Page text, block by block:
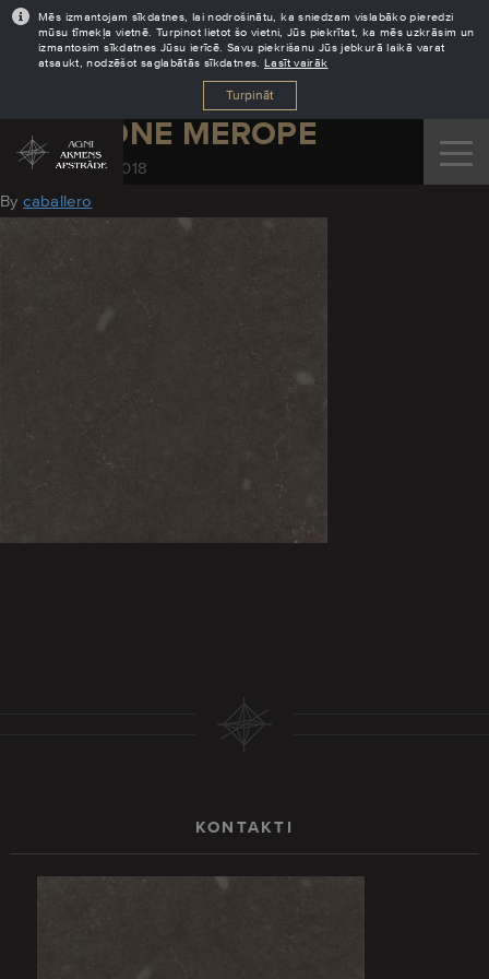
Mēs izmantojam sīkdatnes, lai nodrošinātu, ka sniedzam vislabāko pieredzi
mūsu tīmekļa vietnē. Turpinot lietot šo vietni, Jūs piekrītat, ka mēs uzkrāsim un
izmantosim sīkdatnes Jūsu ierīcē. Savu piekrišanu Jūs jebkurā laikā varat
atsaukt, nodzēšot saglabātās sīkdatnes. Lasīt vairāk
Turpināt
SILESTONE MEROPE
November 30, 2018
Bycaballero
KONTAKTI